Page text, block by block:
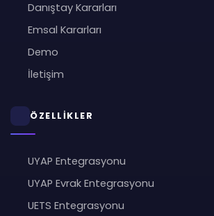
Danıştay Kararları
Emsal Kararları
Demo
İletişim
ÖZELLİKLER
UYAP Entegrasyonu
UYAP Evrak Entegrasyonu
UETS Entegrasyonu